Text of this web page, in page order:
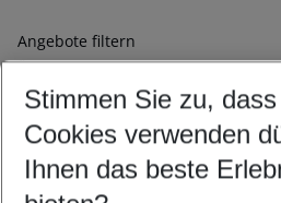
Angebote filtern
Ändern Sie Ihre Kriterien nach
Abflughafen wählen
Beliebiger Abflughafen
Reisezeitraum wählen
11.08.26– 09.08.27 5-8
Stimmen Sie zu,
Cookies verwenden
Ihnen das beste